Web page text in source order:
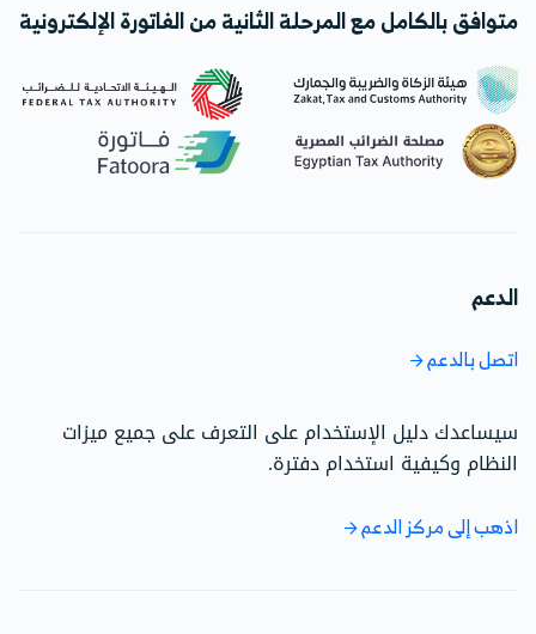
متوافق بالكامل مع المرحلة الثانية من الفاتورة الإلكترونية
الدعم
اتصل بالدعم
سيساعدك دليل الإستخدام على التعرف على جميع ميزات
النظام وكيفية استخدام دفترة.
اذهب إلى مركز الدعم